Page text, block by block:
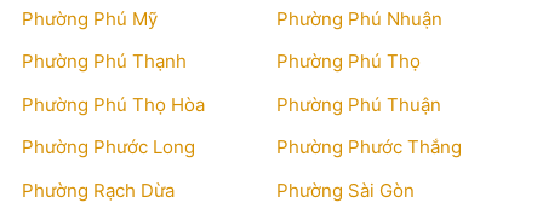
Phường Phú Mỹ
Phường Phú Nhuận
Phường Phú Thạnh
Phường Phú Thọ
Phường Phú Thọ Hòa
Phường Phú Thuận
Phường Phước Long
Phường Phước Thắng
Phường Rạch Dừa
Phường Sài Gòn